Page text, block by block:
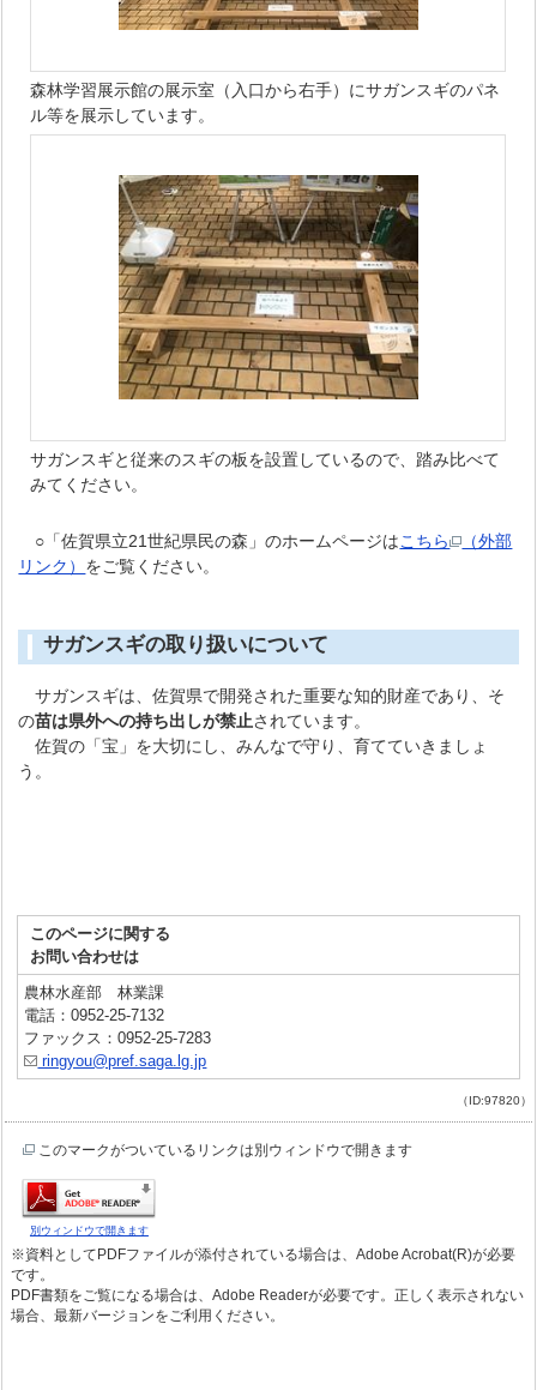
森林学習展示館の展示室（入口から右手）にサガンスギのパネ
ル等を展示しています。
サガンスギと従来のスギの板を設置しているので、踏み比べて
みてください。
○「佐賀県立21世紀県民の森」のホームページはこちら
（外部
リンク） をご覧ください。
サガンスギの取り扱いについて
サガンスギは、佐賀県で開発された重要な知的財産であり、そ
の苗は県外への持ち出しが禁止されています。
佐賀の「宝」を大切にし、みんなで守り、育てていきましょ
う。
このページに関する
お問い合わせは
農林水産部 林業課
電話：0952-25-7132
ファックス：0952-25-7283
ringyou@pref.saga.lg.jp
（ID:97820）
このマークがついているリンクは別ウィンドウで開きます
別ウィンドウで開きます
※資料としてPDFファイルが添付されている場合は、Adobe Acrobat(R)が必要
です。
PDF書類をご覧になる場合は、Adobe Readerが必要です。正しく表示されない
場合、最新バージョンをご利用ください。